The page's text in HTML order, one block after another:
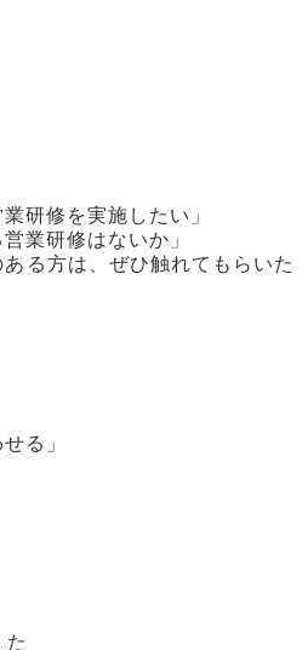
研修を実施したい」
業研修はないか」
る方は、ぜひ触れてもらいた
る」